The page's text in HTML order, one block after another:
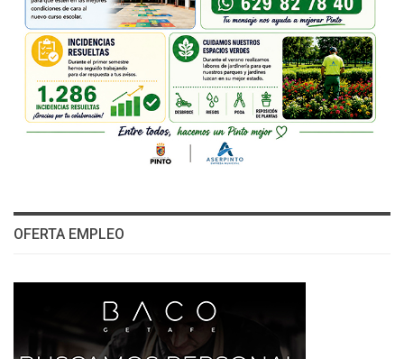
OFERTA EMPLEO